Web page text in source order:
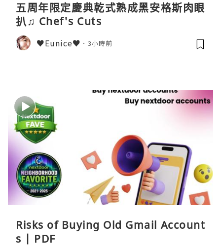
五周年限定慶典乾式熟成黑安格斯肉眼
扒♫ Chef's Cuts
♥Eunice♥ 3小時前
Risks of Buying Old Gmail Account
s | PDF